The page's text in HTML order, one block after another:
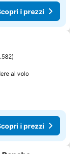
i prezzi
al voloScopri i
i prezzi